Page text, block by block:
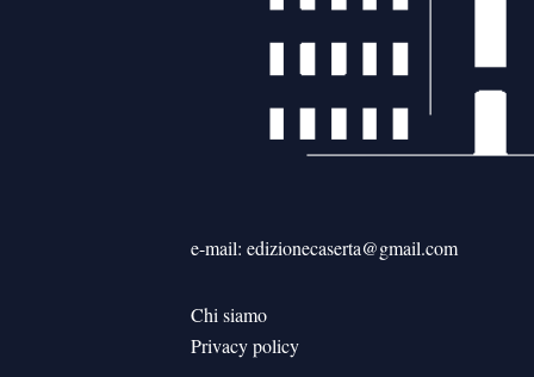
e-mail: edizionecaserta@gmail.com
Chi siamo
Privacy policy